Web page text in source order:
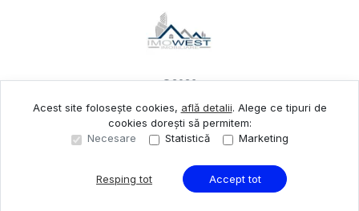
©2026
Site creat în
Acest site folosește cookies, află detalii. Alege ce tipuri de
cookies dorești să permitem:
Necesare
Statistică Marketing
Resping tot Accept tot